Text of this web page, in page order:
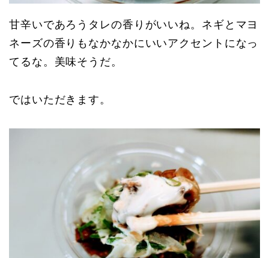
甘辛いであろうタレの香りがいいね。ネギとマヨ
ネーズの香りもなかなかにいいアクセントになっ
てるな。美味そうだ。
ではいただきます。